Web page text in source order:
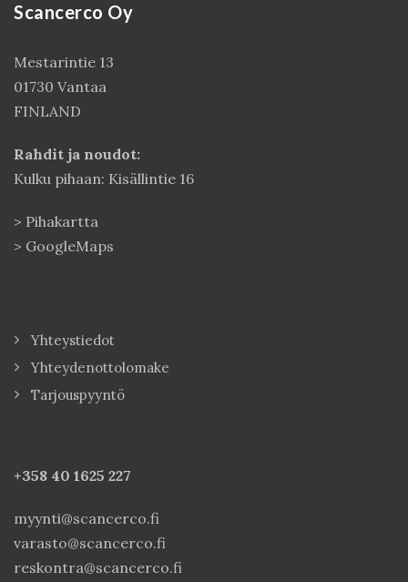
Scancerco Oy
Mestarintie 13
01730 Vantaa
FINLAND
Rahdit ja noudot:
Kulku pihaan: Kisällintie 16
> Pihakartta
> GoogleMaps
Yhteystiedot
Yhteydenottolomake
Tarjouspyyntö
+358 40 1625 227
myynti@scancerco.fi
varasto@scancerco.fi
reskontra@scancerco.fi